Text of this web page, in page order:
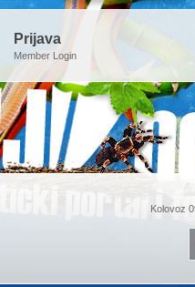
Prijava
Member Login
Kolovoz